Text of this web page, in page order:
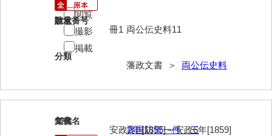
請求番号
両公伝史料11
分類
藩政文書 ＞ 両公伝史料
数量
冊1
閲覧
撮影
掲載
12
文書名
異国防禦一件 三
年代
安政2年[1855]～安政6年[1859]